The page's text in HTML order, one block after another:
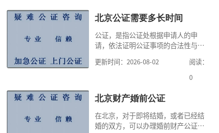
北京公证需要多长时间
公证，是指公证处根据申请人的申
请，依法证明公证事项的合法性与真
高公证事项的效力，固定证据，但是
很多人不知道在北京办理公证需要多
家，办理公证的时候除了需要按照公
道北京公证需要什么材料,北京公证需
要多少钱？北京公
更新时间：2026-08-02
阅读：
0
北京财产婚前公证
在北京，对于即将结婚，或者已经结
婚的双方，可以办理婚前财产公证，